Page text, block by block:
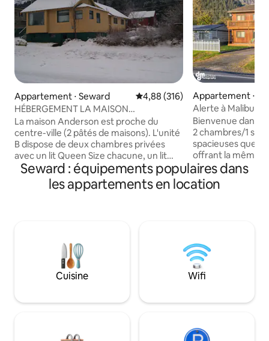
Appartement ⋅ Seward Évaluation moyenne sur la
4,88 (316)
HÉBERGEMENT LA MAISON
D'ANDERSON
La maison Anderson est proche du
centre-ville (2 pâtés de maisons). L'unité
B dispose de deux chambres privées
avec un lit Queen Size chacune, un lit
d'appoint est disponible moyennant des
frais supplémentaires (25 $). Douche
carrelée 3X5, toilettes à hauteur de
si vous en avez besoin pour stocker du
poisson pendant que vous séjournez
chez nous. Le stationnement pour ce
logement est dans la ruelle, il y a de la
logement. Vue sur le mont Marathon,
Appartement ⋅
Alerte à Malibu –
Meilleures vues –
Bienvenue dans
2 chambres/1
spacieuses que
offrant la même
chers. Nous disposons de quatre
logements, et
comprend 2
logement qui est
soleil se lever sur
montagnes Chugach. Le soir,
les activités dans
oiseaux, etc.) .
Seward : équipements populaires dans
les appartements en location
Cuisine Wifi